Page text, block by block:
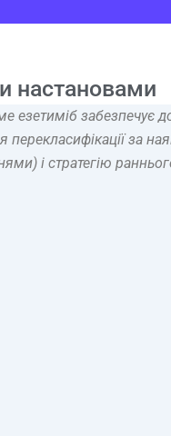
настановами
езетиміб
за
і стратегію